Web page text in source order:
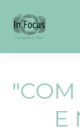
E